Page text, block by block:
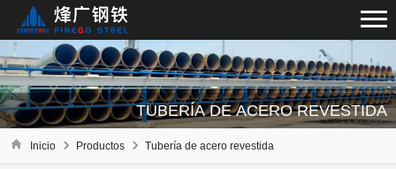
TUBERÍA DE ACERO REVESTIDA
Inicio Productos Tubería de acero revestida